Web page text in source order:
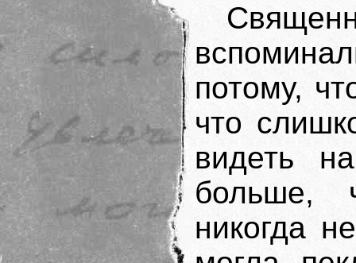
потому,
что
видеть
больше,
никогда